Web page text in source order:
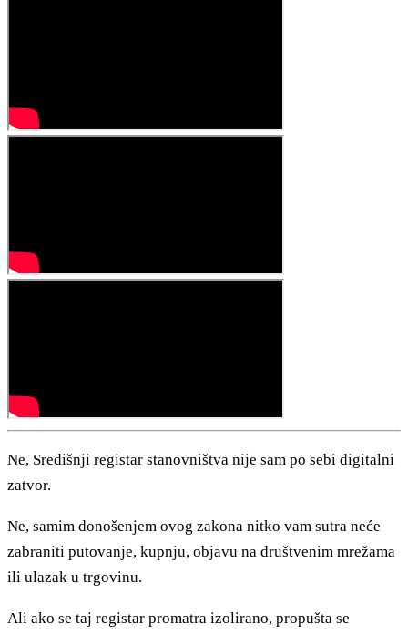
Ne, Središnji registar stanovništva nije sam po sebi digitalni
zatvor.
Ne, samim donošenjem ovog zakona nitko vam sutra neće
zabraniti putovanje, kupnju, objavu na društvenim mrežama
ili ulazak u trgovinu.
Ali ako se taj registar promatra izolirano, propušta se